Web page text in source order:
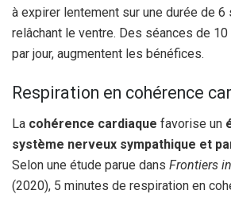
à expirer lentement sur une durée de 6
relâchant le ventre. Des séances de
par jour, augmentent les bénéfices.
Respiration en cohérence
La cohérence cardiaque favorise un
système nerveux sympathique et
Selon une étude parue dans Frontiers
(2020), 5 minutes de respiration en